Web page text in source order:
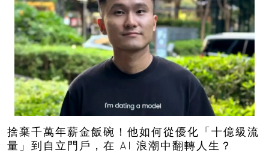
捨棄千萬年薪金飯碗！他如何從優化「十億級流
量」到自立門戶，在 AI 浪潮中翻轉人生？